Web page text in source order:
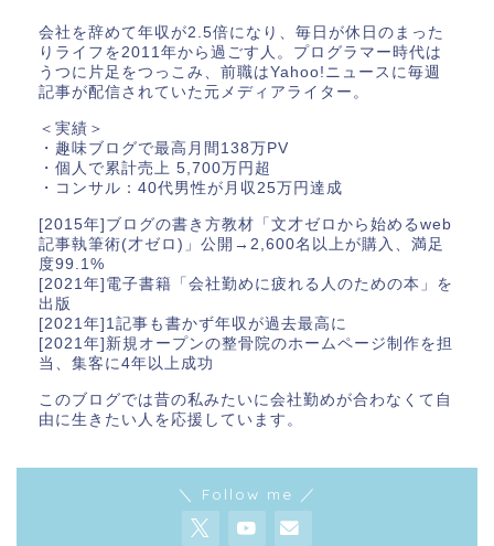
会社を辞めて年収が2.5倍になり、毎日が休日のまった
りライフを2011年から過ごす人。プログラマー時代は
うつに片足をつっこみ、前職はYahoo!ニュースに毎週
記事が配信されていた元メディアライター。
＜実績＞
・趣味ブログで最高月間138万PV
・個人で累計売上 5,700万円超
・コンサル：40代男性が月収25万円達成
[2015年]ブログの書き方教材「文才ゼロから始めるweb
記事執筆術(才ゼロ)」公開→2,600名以上が購入、満足
度99.1%
[2021年]電子書籍「会社勤めに疲れる人のための本」を
出版
[2021年]1記事も書かず年収が過去最高に
[2021年]新規オープンの整骨院のホームページ制作を担
当、集客に4年以上成功
このブログでは昔の私みたいに会社勤めが合わなくて自
由に生きたい人を応援しています。
＼ Follow me ／